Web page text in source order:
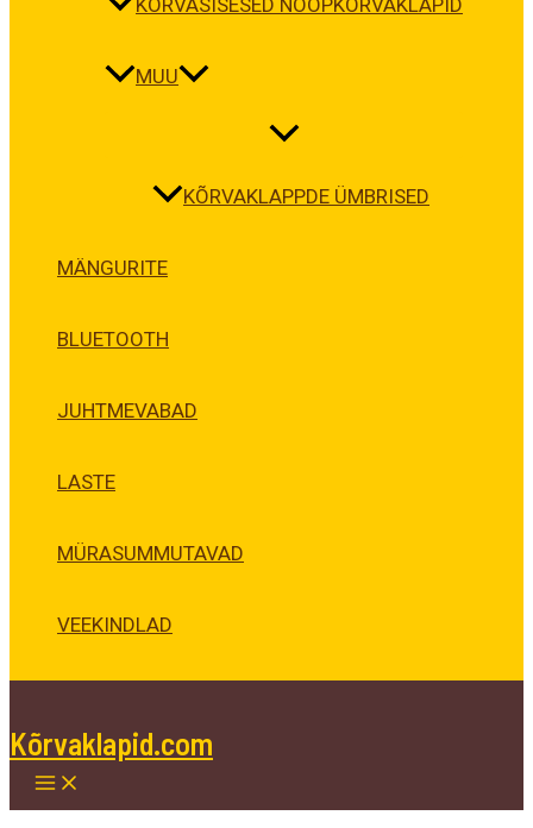
KÕRVASISESED NÖÖPKÕRVAKLAPID
MUU
KÕRVAKLAPPDE ÜMBRISED
MÄNGURITE
BLUETOOTH
JUHTMEVABAD
LASTE
MÜRASUMMUTAVAD
VEEKINDLAD
Kõrvaklapid.com